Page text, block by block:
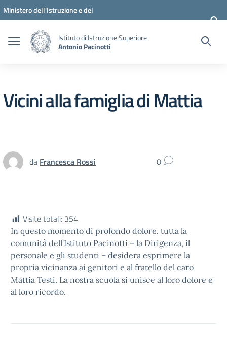
Vai ai contenuti
Vai al menu di navigazione
Vai al footer
Ministero dell'Istruzione e del
Istituto di Istruzione Superiore
Antonio Pacinotti
Vicini alla famiglia di Mattia
da Francesca Rossi 0
Visite totali: 354
In questo momento di profondo dolore, tutta la
comunità dell’Istituto Pacinotti – la Dirigenza, il
personale e gli studenti – desidera esprimere la
propria vicinanza ai genitori e al fratello del caro
Mattia Testi. La nostra scuola si unisce al loro dolore e
al loro ricordo.